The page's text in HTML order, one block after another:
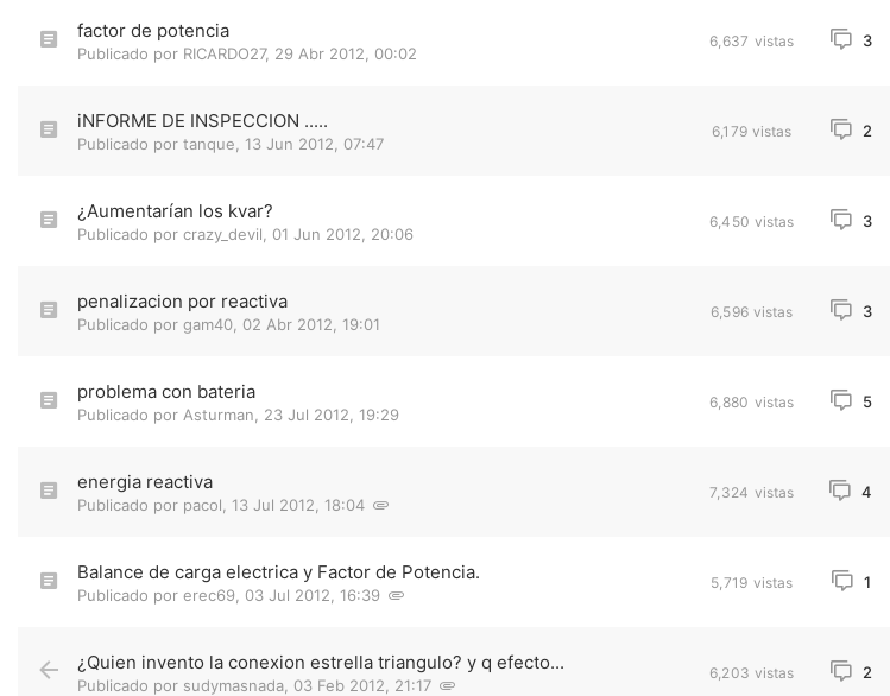
factor de potencia
Publicado por RICARDO27, 29 Abr 2012, 00:02
6,637 vistas 3
iNFORME DE INSPECCION .....
Publicado por tanque 13 Jun 2012, 07:47
6,179 vistas 2
¿Aumentarían los kvar?
Publicado por crazy_devil 01 Jun 2012, 20:06
6,450 vistas 3
penalizacion por reactiva
Publicado por gam40 02 Abr 2012, 19:01
6,596 vistas 3
problema con bateria
Publicado por Asturman 23 Jul 2012, 19:29
6,880 vistas 5
energia reactiva
Publicado por pacol 13 Jul 2012, 18:04
7,324 vistas 4
Balance de carga electrica y Factor de Potencia.
Publicado por erec69 03 Jul 2012, 16:39
5,719 vistas 1
¿Quien invento la conexion estrella triangulo? y q efecto...
Publicado por sudymasnada 03 Feb 2012, 21:17
6,203 vistas 2